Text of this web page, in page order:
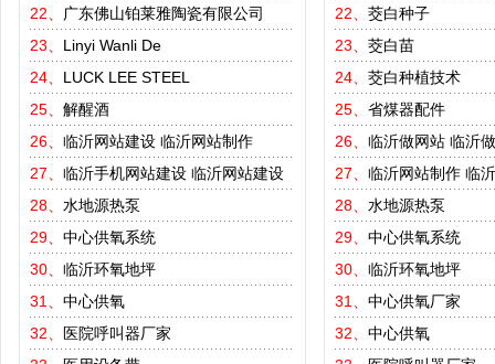
22、
广东佛山铂莱雅陶瓷有限公司
23、 Linyi Wanli De
24、 LUCK LEE STEEL
25、 解醒酒
26、 临沂网站建设 临沂网站制作
27、 临沂手机网站建设 临沂网站建设
28、 水地源热泵
29、 中心供氧系统
30、 临沂环氧地坪
31、 中心供氧
32、
医院呼叫器厂家
22、 茭白种子
23、 茭白苗
24、 茭白种植技术
25、 省煤器配件
26、 临沂做网站 临沂
27、 临沂网站制作 临
28、 水地源热泵
29、 中心供氧系统
30、 临沂环氧地坪
31、 中心供氧厂家
32、 中心供氧